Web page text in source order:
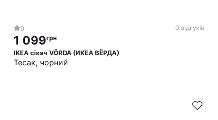
0 0 відгуків
1 099грн
IKEA сікач VÖRDA (ИКЕА ВЁРДА)
Тесак, чорний